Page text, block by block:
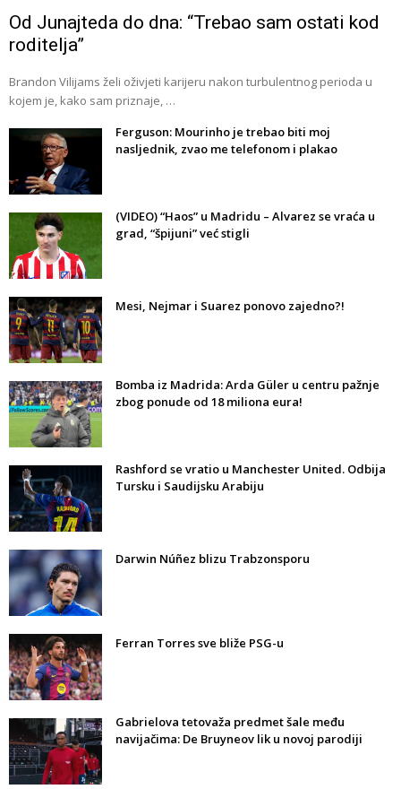
Od Junajteda do dna: “Trebao sam ostati kod
roditelja”
Brandon Vilijams želi oživjeti karijeru nakon turbulentnog perioda u
kojem je, kako sam priznaje, …
Ferguson: Mourinho je trebao biti moj
nasljednik, zvao me telefonom i plakao
(VIDEO) “Haos” u Madridu – Alvarez se vraća u
grad, “špijuni” već stigli
Mesi, Nejmar i Suarez ponovo zajedno?!
Bomba iz Madrida: Arda Güler u centru pažnje
zbog ponude od 18 miliona eura!
Rashford se vratio u Manchester United. Odbija
Tursku i Saudijsku Arabiju
Darwin Núñez blizu Trabzonsporu
Ferran Torres sve bliže PSG-u
Gabrielova tetovaža predmet šale među
navijačima: De Bruyneov lik u novoj parodiji